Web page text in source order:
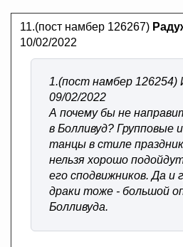
11.(пост намбер 126267)
10/02/2022
1.(пост намбер 126254)
09/02/2022
А почему бы не
в Болливуд? Групповые
танцы в стиле
нельзя хорошо
его сподвижников. Да и
драки тоже - большой
Болливуда.